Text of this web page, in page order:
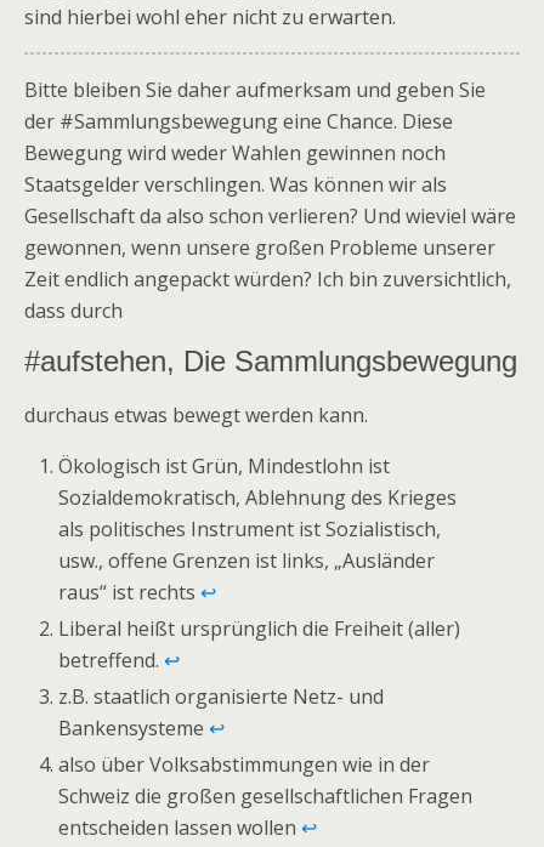
sind hierbei wohl eher nicht zu erwarten.
Bitte bleiben Sie daher aufmerksam und geben Sie
der #Sammlungsbewegung eine Chance. Diese
Bewegung wird weder Wahlen gewinnen noch
Staatsgelder verschlingen. Was können wir als
Gesellschaft da also schon verlieren? Und wieviel wäre
gewonnen, wenn unsere großen Probleme unserer
Zeit endlich angepackt würden? Ich bin zuversichtlich,
dass durch
#aufstehen, Die Sammlungsbewegung
durchaus etwas bewegt werden kann.
Ökologisch ist Grün, Mindestlohn ist
Sozialdemokratisch, Ablehnung des Krieges
als politisches Instrument ist Sozialistisch,
usw., offene Grenzen ist links, „Ausländer
raus“ ist rechts↩
Liberal heißt ursprünglich die Freiheit (aller)
betreffend.↩
z.B. staatlich organisierte Netz- und
Bankensysteme↩
also über Volksabstimmungen wie in der
Schweiz die großen gesellschaftlichen Fragen
entscheiden lassen wollen↩